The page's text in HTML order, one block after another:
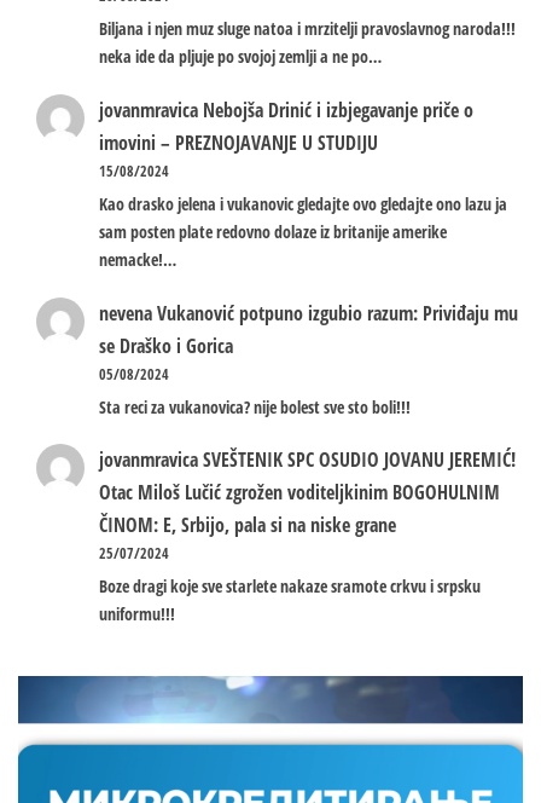
Biljana i njen muz sluge natoa i mrzitelji pravoslavnog naroda!!!
neka ide da pljuje po svojoj zemlji a ne po…
jovanmravica Nebojša Drinić i izbjegavanje priče o
imovini – PREZNOJAVANJE U STUDIJU
15/08/2024
Kao drasko jelena i vukanovic gledajte ovo gledajte ono lazu ja
sam posten plate redovno dolaze iz britanije amerike
nemacke!…
nevenaVukanović potpuno izgubio razum: Priviđaju mu
se Draško i Gorica
05/08/2024
Sta reci za vukanovica? nije bolest sve sto boli!!!
jovanmravicaSVEŠTENIK SPC OSUDIO JOVANU JEREMIĆ!
Otac Miloš Lučić zgrožen voditeljkinim BOGOHULNIM
ČINOM: E, Srbijo, pala si na niske grane
25/07/2024
Boze dragi koje sve starlete nakaze sramote crkvu i srpsku
uniformu!!!